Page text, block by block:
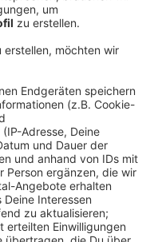
Tempo
haben sich
Die aktuelle
Notlage, sagt
Fahrrinne sei eines
unserem Land. Bei
den Tiefgang